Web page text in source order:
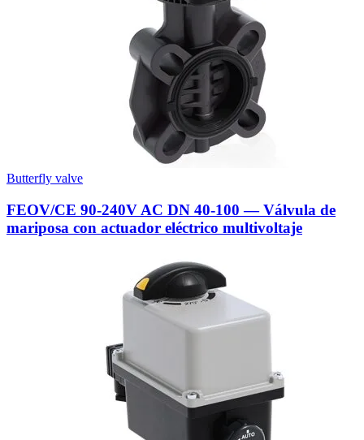
Butterfly valve
FEOV/CE 90-240V AC DN 40-100 — Válvula de
mariposa con actuador eléctrico multivoltaje